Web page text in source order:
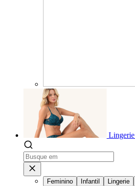
Lingerie
Feminino Infantil Lingerie